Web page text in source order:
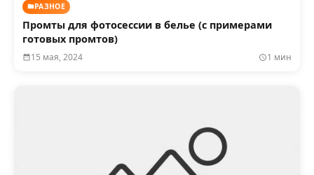
РАЗНОЕ
Промты для фотосессии в белье (с примерами
готовых промтов)
15 мая, 2024 1 мин